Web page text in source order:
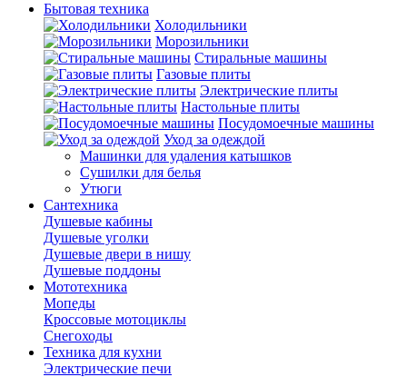
Бытовая техника
Холодильники
Морозильники
Стиральные машины
Газовые плиты
Электрические плиты
Настольные плиты
Посудомоечные машины
Уход за одеждой
Машинки для удаления катышков
Сушилки для белья
Утюги
Сантехника
Душевые кабины
Душевые уголки
Душевые двери в нишу
Душевые поддоны
Мототехника
Мопеды
Кроссовые мотоциклы
Снегоходы
Техника для кухни
Электрические печи